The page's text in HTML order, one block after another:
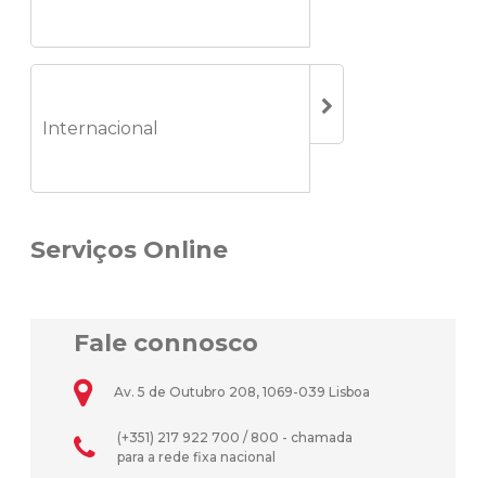
Internacional
Serviços Online
Fale connosco
Av. 5 de Outubro 208, 1069-039 Lisboa
(+351) 217 922 700 / 800 - chamada
para a rede fixa nacional